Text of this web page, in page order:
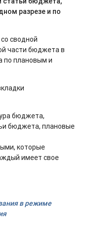
разрезе и по
сводной
части бюджета в
по плановым и
бюджета,
бюджета, плановые
которые
имеет свое
в режиме